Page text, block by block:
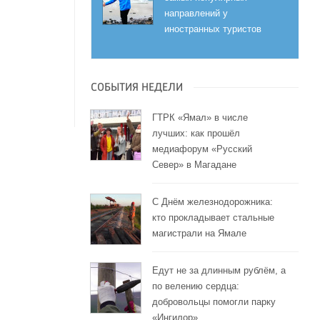
направлений у
иностранных туристов
СОБЫТИЯ НЕДЕЛИ
ГТРК «Ямал» в числе
лучших: как прошёл
медиафорум «Русский
Север» в Магадане
С Днём железнодорожника:
кто прокладывает стальные
магистрали на Ямале
Едут не за длинным рублём, а
по велению сердца:
добровольцы помогли парку
«Ингилор»